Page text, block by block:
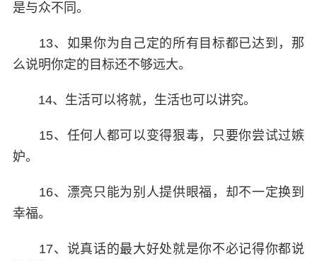
是与众不同。
13、如果你为自己定的所有目标都已达到，那
么说明你定的目标还不够远大。
14、生活可以将就，生活也可以讲究。
15、任何人都可以变得狠毒，只要你尝试过嫉
妒。
16、漂亮只能为别人提供眼福，却不一定换到
幸福。
17、说真话的最大好处就是你不必记得你都说